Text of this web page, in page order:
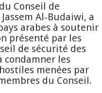
Conseil de
Al‑Budaiwi, a
arabes à soutenir
présenté par les
de sécurité des
condamner les
menées par
du Conseil.